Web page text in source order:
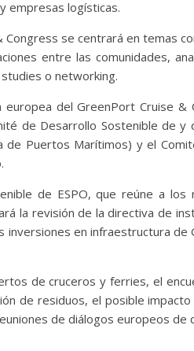
empresas logísticas.
Congress se centrará en temas
entre las comunidades,
o networking.
del GreenPort Cruise
de Desarrollo Sostenible de
de Puertos Marítimos) y el
de ESPO, que reúne a los
la revisión de la directiva de
inversiones en infraestructura
de cruceros y ferries, el
de residuos, el posible
de diálogos europeos de